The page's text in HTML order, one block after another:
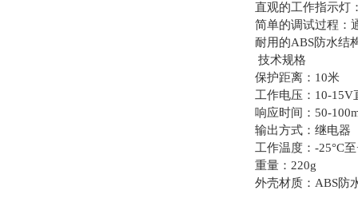
直观的工作指示灯
简单的调试过程：
耐用的ABS防水结
技术规格
保护距离：10米
工作电压：10-15V
响应时间：50-
输出方式：继电器
工作温度：-25°C至
重量：220g
外壳材质：ABS防